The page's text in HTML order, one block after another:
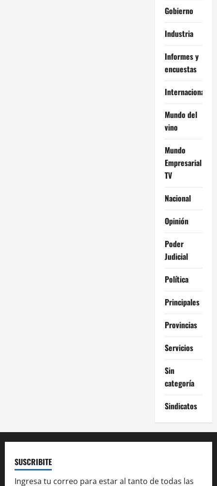
Gobierno
Industria
Informes y
encuestas
Internacional
Mundo del
vino
Mundo
Empresarial
TV
Nacional
Opinión
Poder
Judicial
Política
Principales
Provincias
Servicios
Sin
categoría
Sindicatos
SUSCRIBITE
Ingresa tu correo para estar al tanto de todas las